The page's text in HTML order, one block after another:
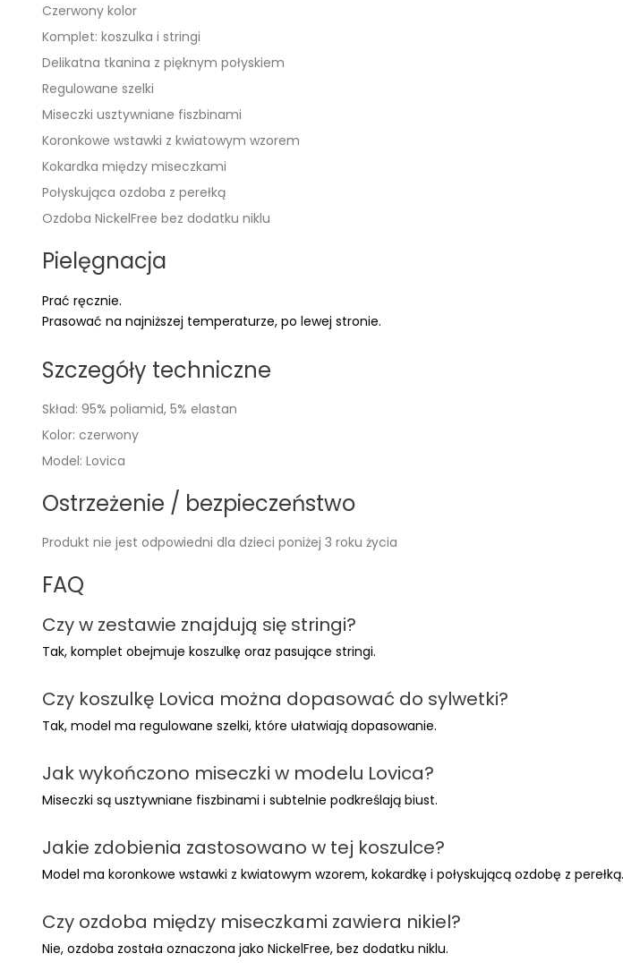
Czerwony kolor
Komplet: koszulka i stringi
Delikatna tkanina z pięknym połyskiem
Regulowane szelki
Miseczki usztywniane fiszbinami
Koronkowe wstawki z kwiatowym wzorem
Kokardka między miseczkami
Połyskująca ozdoba z perełką
Ozdoba NickelFree bez dodatku niklu
Pielęgnacja
Prać ręcznie.
Prasować na najniższej temperaturze, po lewej stronie.
Szczegóły techniczne
Skład: 95% poliamid, 5% elastan
Kolor: czerwony
Model: Lovica
Ostrzeżenie / bezpieczeństwo
Produkt nie jest odpowiedni dla dzieci poniżej 3 roku życia
FAQ
Czy w zestawie znajdują się stringi?
Tak, komplet obejmuje koszulkę oraz pasujące stringi.
Czy koszulkę Lovica można dopasować do sylwetki?
Tak, model ma regulowane szelki, które ułatwiają dopasowanie.
Jak wykończono miseczki w modelu Lovica?
Miseczki są usztywniane fiszbinami i subtelnie podkreślają biust.
Jakie zdobienia zastosowano w tej koszulce?
Model ma koronkowe wstawki z kwiatowym wzorem, kokardkę i połyskującą ozdobę z perełką.
Czy ozdoba między miseczkami zawiera nikiel?
Nie, ozdoba została oznaczona jako NickelFree, bez dodatku niklu.